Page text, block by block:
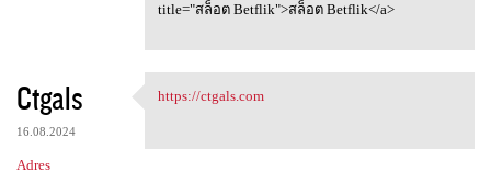
title="สล็อต Betflik">สล็อต Betflik</a>
Ctgals
16.08.2024
Adres
https://ctgals.com
https://ctgals.com